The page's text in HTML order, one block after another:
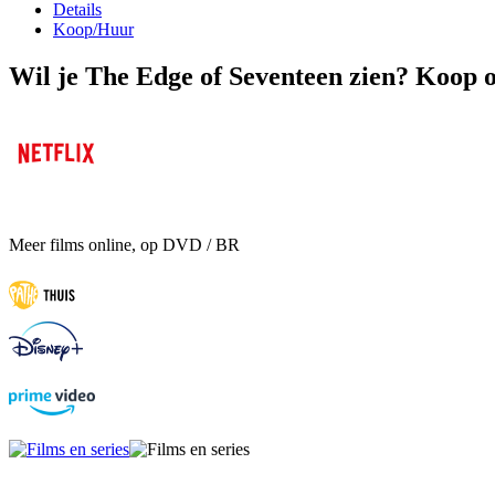
Details
Koop/Huur
Wil je The Edge of Seventeen zien?
Meer films online, op DVD / BR